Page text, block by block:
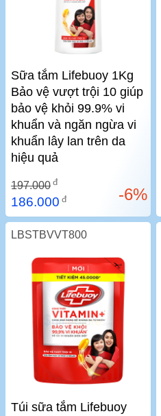
Sữa tắm Lifebuoy 1Kg
Bảo vệ vượt trội 10 giúp
bảo vệ khỏi 99.9% vi
khuẩn và ngăn ngừa vi
khuẩn lây lan trên da
hiệu quả
197.000 đ
186.000 đ -6%
LBSTBVVT800
Túi sữa tắm Lifebuoy